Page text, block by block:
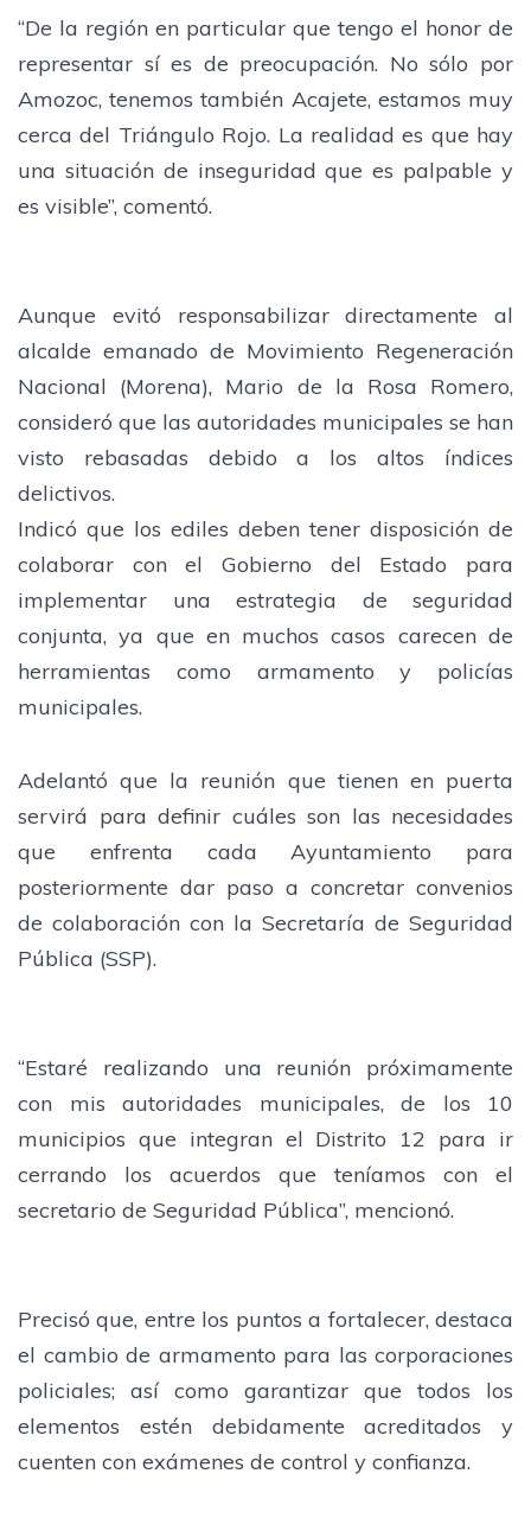
“De la región en particular que tengo el honor de
representar sí es de preocupación. No sólo por
Amozoc, tenemos también Acajete, estamos muy
cerca del Triángulo Rojo. La realidad es que hay
una situación de inseguridad que es palpable y
es visible”, comentó.
Aunque evitó responsabilizar directamente al
alcalde emanado de Movimiento Regeneración
Nacional (Morena), Mario de la Rosa Romero,
consideró que las autoridades municipales se han
visto rebasadas debido a los altos índices
delictivos.
Indicó que los ediles deben tener disposición de
colaborar con el Gobierno del Estado para
implementar una estrategia de seguridad
conjunta, ya que en muchos casos carecen de
herramientas como armamento y policías
municipales.
Adelantó que la reunión que tienen en puerta
servirá para definir cuáles son las necesidades
que enfrenta cada Ayuntamiento para
posteriormente dar paso a concretar convenios
de colaboración con la Secretaría de Seguridad
Pública (SSP).
“Estaré realizando una reunión próximamente
con mis autoridades municipales, de los 10
municipios que integran el Distrito 12 para ir
cerrando los acuerdos que teníamos con el
secretario de Seguridad Pública”, mencionó.
Precisó que, entre los puntos a fortalecer, destaca
el cambio de armamento para las corporaciones
policiales; así como garantizar que todos los
elementos estén debidamente acreditados y
cuenten con exámenes de control y confianza.